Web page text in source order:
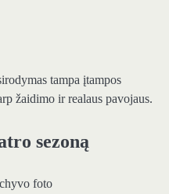
tampa įtampos
žaidimo ir realaus pavojaus.
sezoną
foto